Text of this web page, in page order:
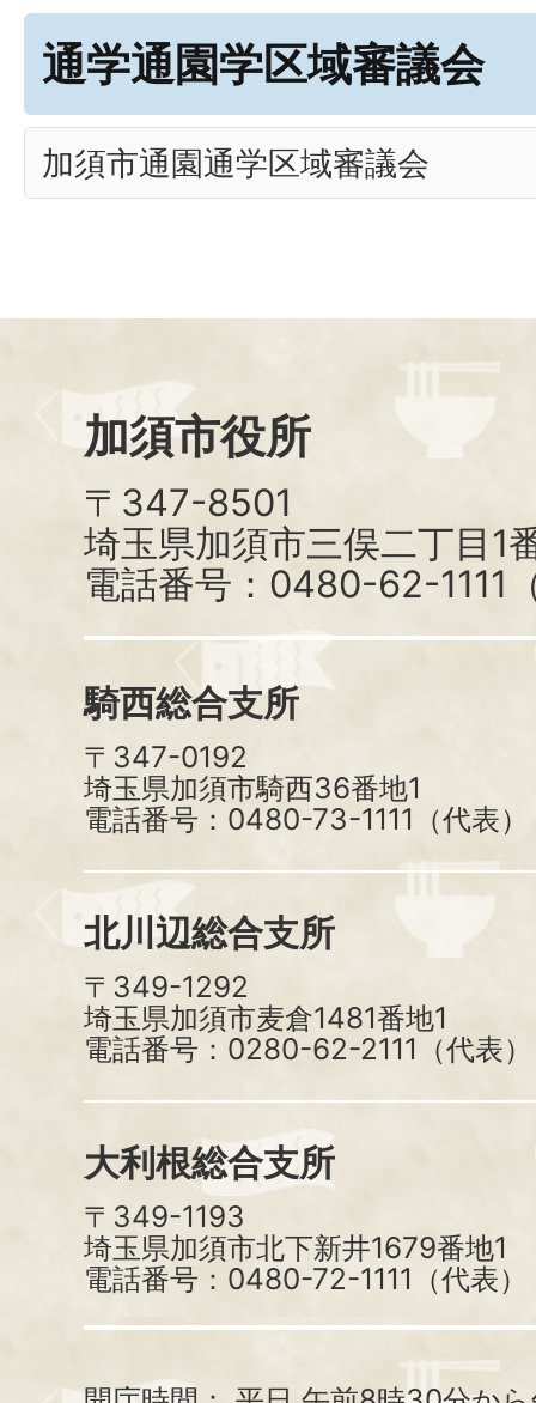
通学通園学区域審議会
加須市通園通学区域審議会
加須市役所
〒347-8501
埼玉県加須市三俣二丁目1
電話番号：0480-62-1111
騎西総合支所
〒347-0192
埼玉県加須市騎西36番地1
電話番号：0480-73-1111（代表）
北川辺総合支所
〒349-1292
埼玉県加須市麦倉1481番地1
電話番号：0280-62-2111（代表）
大利根総合支所
〒349-1193
埼玉県加須市北下新井1679番地1
電話番号：0480-72-1111（代表）